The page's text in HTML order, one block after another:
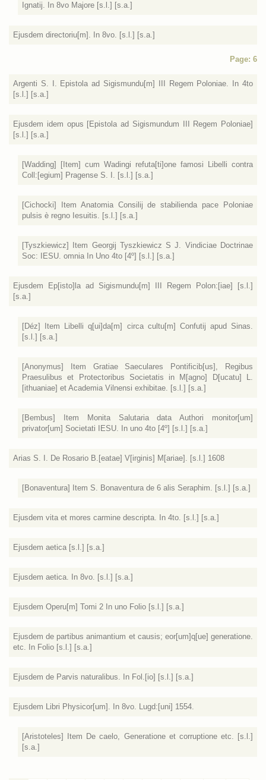
Ignatij. In 8vo Majore [s.l.] [s.a.]
Ejusdem directoriu[m]. In 8vo. [s.l.] [s.a.]
Page: 6
Argenti S. I. Epistola ad Sigismundu[m] III Regem Poloniae. In 4to
[s.l.] [s.a.]
Ejusdem idem opus [Epistola ad Sigismundum III Regem Poloniae]
[s.l.] [s.a.]
[Wadding] [Item] cum Wadingi refuta[ti]one famosi Libelli contra
Coll:[egium] Pragense S. I. [s.l.] [s.a.]
[Cichocki] Item Anatomia Consilij de stabilienda pace Poloniae
pulsis è regno Iesuitis. [s.l.] [s.a.]
[Tyszkiewicz] Item Georgij Tyszkiewicz S J. Vindiciae Doctrinae
Soc: IESU. omnia In Uno 4to [4º] [s.l.] [s.a.]
Ejusdem Ep[isto]la ad Sigismundu[m] III Regem Polon:[iae] [s.l.]
[s.a.]
[Déz] Item Libelli q[ui]da[m] circa cultu[m] Confutij apud Sinas.
[s.l.] [s.a.]
[Anonymus] Item Gratiae Saeculares Pontificib[us], Regibus
Praesulibus et Protectoribus Societatis in M[agno] D[ucatu] L.
[ithuaniae] et Academia Vilnensi exhibitae. [s.l.] [s.a.]
[Bembus] Item Monita Salutaria data Authori monitor[um]
privator[um] Societati IESU. In uno 4to [4º] [s.l.] [s.a.]
Arias S. I. De Rosario B.[eatae] V[irginis] M[ariae]. [s.l.] 1608
[Bonaventura] Item S. Bonaventura de 6 alis Seraphim. [s.l.] [s.a.]
Ejusdem vita et mores carmine descripta. In 4to. [s.l.] [s.a.]
Ejusdem aetica [s.l.] [s.a.]
Ejusdem aetica. In 8vo. [s.l.] [s.a.]
Ejusdem Operu[m] Tomi 2 In uno Folio [s.l.] [s.a.]
Ejusdem de partibus animantium et causis; eor[um]q[ue] generatione.
etc. In Folio [s.l.] [s.a.]
Ejusdem de Parvis naturalibus. In Fol.[io] [s.l.] [s.a.]
Ejusdem Libri Physicor[um]. In 8vo. Lugd:[uni] 1554.
[Aristoteles] Item De caelo, Generatione et corruptione etc. [s.l.]
[s.a.]